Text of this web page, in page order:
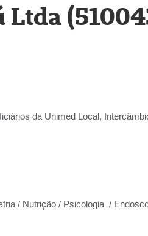
Ltda
da Unimed Local,
/ Nutrição / Psicologia /